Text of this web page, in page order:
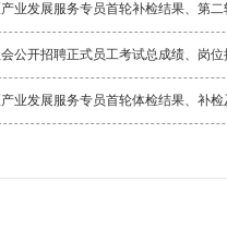
业发展服务专员首轮补检结果、第
公开招聘正式员工考试总成绩、岗
业发展服务专员首轮体检结果、补